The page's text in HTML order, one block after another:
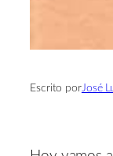
Escrito porJosé